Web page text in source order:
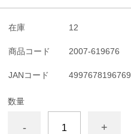
在庫 12
商品コード 2007-619676
JANコード 4997678196769
数量
- +